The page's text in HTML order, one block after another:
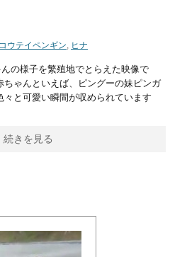
コウテイペンギン, ヒナ
の様子を繁殖地でとらえた映像で
ゃんといえば、ピングーの妹ピンガ
と可愛い瞬間が収められています
続きを見る